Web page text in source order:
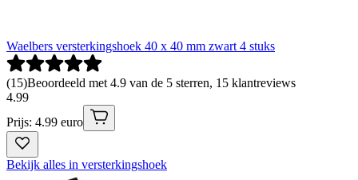
Waelbers versterkingshoek 40 x 40 mm zwart 4 stuks
(15)Beoordeeld met 4.9 van de 5 sterren, 15 klantreviews
4.99
Prijs: 4.99 euro
Bekijk alles in versterkingshoek